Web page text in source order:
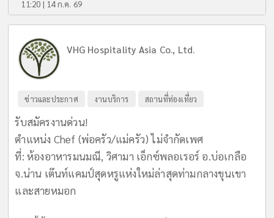
11:20 | 14 ก.ค. 69
VHG Hospitality Asia Co., Ltd.
ข่าวและประกาศ งานบริการ สถานที่ท่องเที่ยว
รับสมัครงานด่วน!
ตำแหน่ง Chef (พ่อครัว/แม่ครัว) ไม่จำกัดเพศ
ที่: ห้องอาหารมนมณี, วิศามา เอ็กซ์พลอเรอร์ อ.บ่อเกลือ
จ.น่าน เต๊นท์แคมป์สุดหรูแห่งใหม่ล่าสุดท่ามกลางขุนเขา
และสายหมอก